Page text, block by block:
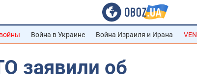
Война в Украине Война Израиля и Ирана
заявили об